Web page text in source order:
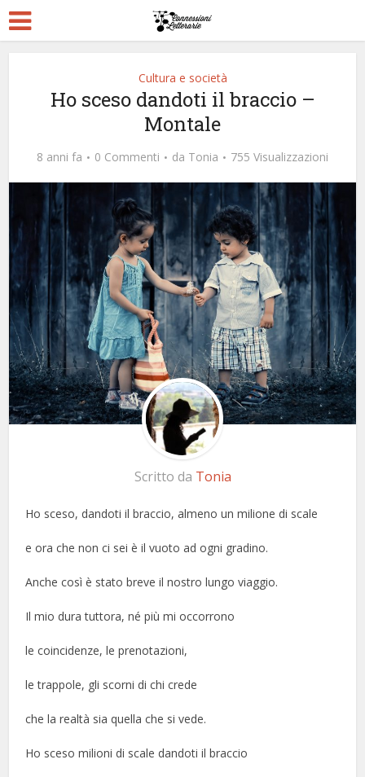
Cultura e società
Ho sceso dandoti il braccio –
Montale
8 anni fa 0 Commenti da Tonia 755 Visualizzazioni
Scritto da Tonia
Ho sceso, dandoti il braccio, almeno un milione di scale
e ora che non ci sei è il vuoto ad ogni gradino.
Anche così è stato breve il nostro lungo viaggio.
Il mio dura tuttora, né più mi occorrono
le coincidenze, le prenotazioni,
le trappole, gli scorni di chi crede
che la realtà sia quella che si vede.
Ho sceso milioni di scale dandoti il braccio